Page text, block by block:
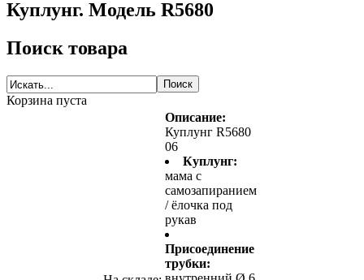
Куплунг. Модель R5680
Поиск товара
Корзина пуста
Описание:
Куплунг R5680
06
Куплунг:
мама с
самозапиранием
/ ёлочка под
рукав
Присоединение
трубки: